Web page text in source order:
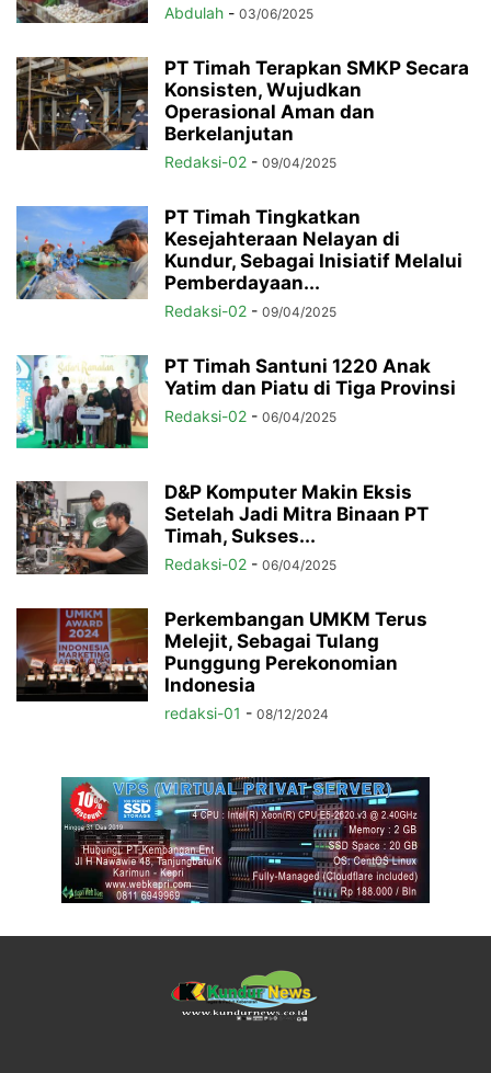
Abdulah - 03/06/2025
PT Timah Terapkan SMKP Secara
Konsisten, Wujudkan
Operasional Aman dan
Berkelanjutan
Redaksi-02 - 09/04/2025
PT Timah Tingkatkan
Kesejahteraan Nelayan di
Kundur, Sebagai Inisiatif Melalui
Pemberdayaan...
Redaksi-02 - 09/04/2025
PT Timah Santuni 1220 Anak
Yatim dan Piatu di Tiga Provinsi
Redaksi-02 - 06/04/2025
D&P Komputer Makin Eksis
Setelah Jadi Mitra Binaan PT
Timah, Sukses...
Redaksi-02 - 06/04/2025
Perkembangan UMKM Terus
Melejit, Sebagai Tulang
Punggung Perekonomian
Indonesia
redaksi-01 - 08/12/2024